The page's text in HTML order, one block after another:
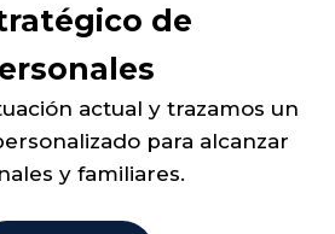
de
actual y trazamos un
para alcanzar
y familiares.